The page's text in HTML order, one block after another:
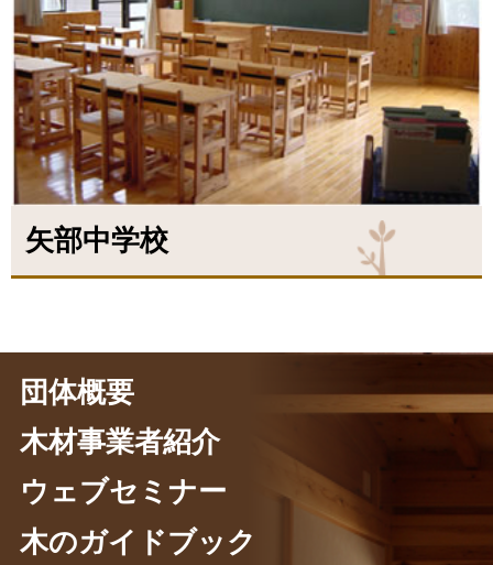
矢部中学校
団体概要
木材事業者紹介
ウェブセミナー
木のガイドブック